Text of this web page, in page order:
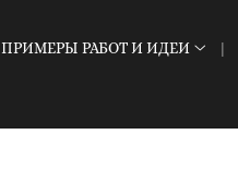
ПРИМЕРЫ РАБОТ И ИДЕИ